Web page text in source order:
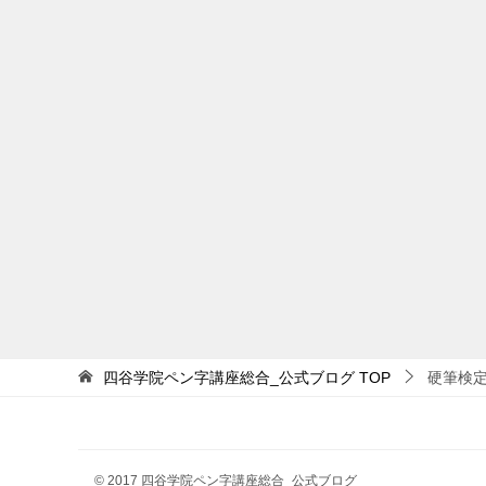
四谷学院ペン字講座総合_公式ブログ TOP 硬筆検
© 2017 四谷学院ペン字講座総合_公式ブログ